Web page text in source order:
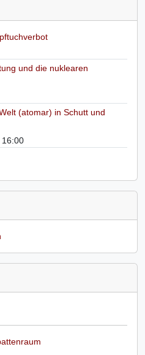
und die nuklearen
(atomar) in Schutt und
16:00